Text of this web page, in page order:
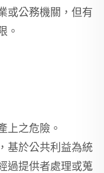
或公務機關，但有
。
上之危險。
基於公共利益為統
過提供者處理或蒐